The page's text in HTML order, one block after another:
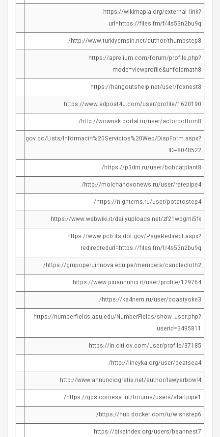
https://wikimapia.org/external_link?
url=https://files.fm/f/4s53n2bu9q
http://www.turkiyemsin.net/author/thumbstep8/
https://aprelium.com/forum/profile.php?
mode=viewprofile&u=foldmath8
https://hangoutshelp.net/user/foxnest8
https://www.adpost4u.com/user/profile/1620190
http://wownsk-portal.ru/user/actorbottom8/
Lists/Informacin%20Servicios%20Web/DispForm.aspx?
ID=8048522
https://p3dm.ru/user/bobcatplant8/
http://molchanovonews.ru/user/ratepipe4/
https://nightcms.ru/user/potatostep4/
https://www.webwiki.it/dailyuploads.net/zf21wpgmi5fk
https://www.pcb.its.dot.gov/PageRedirect.aspx?
redirectedurl=https://files.fm/f/4s53n2bu9q
https://grupoperuinnova.edu.pe/members/candlecloth2/
https://www.piuannunci.it/user/profile/129764
https://ka4nem.ru/user/coastyoke3/
https://numberfields.asu.edu/NumberFields/show_user.php?
userid=3495811
https://in.citilov.com/user/profile/37185
http://lineyka.org/user/beatsea4/
http://www.annunciogratis.net/author/lawyerbowl4
https://gps.comesa.int/forums/users/startpipe1/
https://hub.docker.com/u/wishstep6/
https://bikeindex.org/users/beannest7